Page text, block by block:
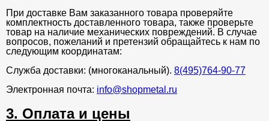
При доставке Вам заказанного товара проверяйте
комплектность доставленного товара, также проверьте
товар на наличие механических повреждений. В случае
вопросов, пожеланий и претензий обращайтесь к нам по
следующим координатам:
Служба доставки: (многоканальный). 8(495)764-90-77
Электронная почта: info@shopmetal.ru
3. Оплата и цены